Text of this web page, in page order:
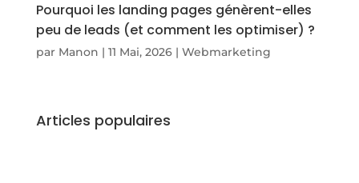
Pourquoi les landing pages génèrent-elles
peu de leads (et comment les optimiser) ?
par Manon | 11 Mai, 2026| Webmarketing
Articles populaires